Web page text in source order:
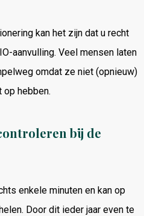
kan het zijn dat u recht
aanvulling. Veel mensen laten
omdat ze niet (opnieuw)
hebben.
bij de
enkele minuten en kan op
Door dit ieder jaar even te